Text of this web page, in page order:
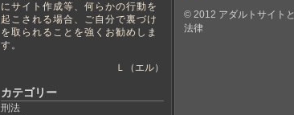
にサイト作成等、何らかの行動を
起こされる場合、ご自分で裏づけ
を取られることを強くお勧めしま
す。
Ｌ（エル）
カテゴリー
刑法
© 2012 アダルトサイトと
法律